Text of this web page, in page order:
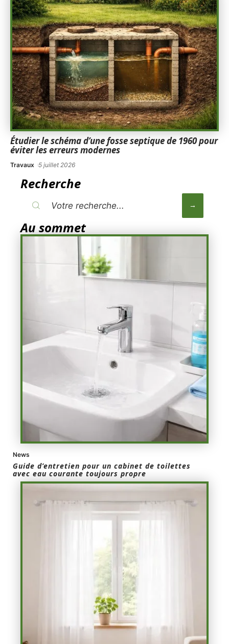
Étudier le schéma d’une fosse septique de 1960 pour
éviter les erreurs modernes
Travaux 5 juillet 2026
Recherche
Au sommet
News
Guide d’entretien pour un cabinet de toilettes
avec eau courante toujours propre